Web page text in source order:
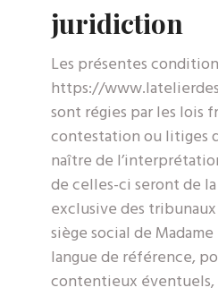
juridiction
Les présentes
https://
sont régies par les lois
contestation ou litiges
naître de
de celles-ci seront de
exclusive des
siège social de Madame
langue de référence,
contentieux éventuels,